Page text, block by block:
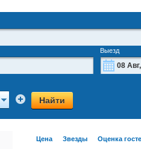
Пт Сб Вс
1 2
Выезд
Найти
Цена Звезды Оценка